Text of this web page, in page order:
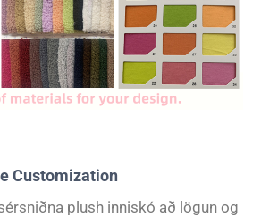
Customization
plush inniskó að lögun og